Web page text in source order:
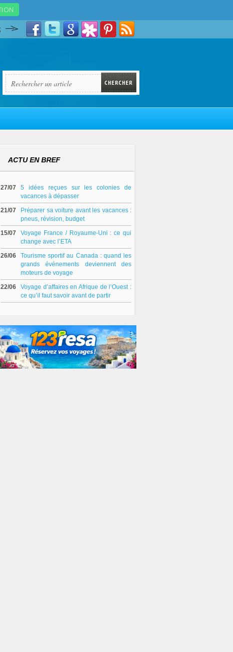
ACTU EN BREF
27/07
5 idées reçues sur les colonies de
vacances à dépasser
21/07
Préparer sa voiture avant les vacances :
pneus, révision, budget
15/07
Voyage France / Royaume-Uni : ce qui
change avec l’ETA
26/06
Tourisme sportif au Canada : quand les
grands événements deviennent des
moteurs de voyage
22/06
Voyage d’affaires en Afrique de l’Ouest :
ce qu’il faut savoir avant de partir